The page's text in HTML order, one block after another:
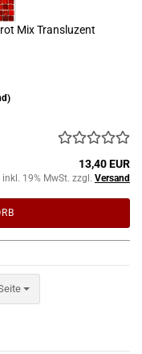
Mix Transluzent
13,40 EUR
inkl. 19% MwSt. zzgl. Versand